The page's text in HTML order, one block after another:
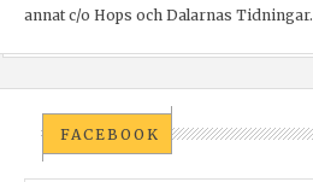
annat c/o Hops och Dalarnas Tidningar.
FACEBOOK